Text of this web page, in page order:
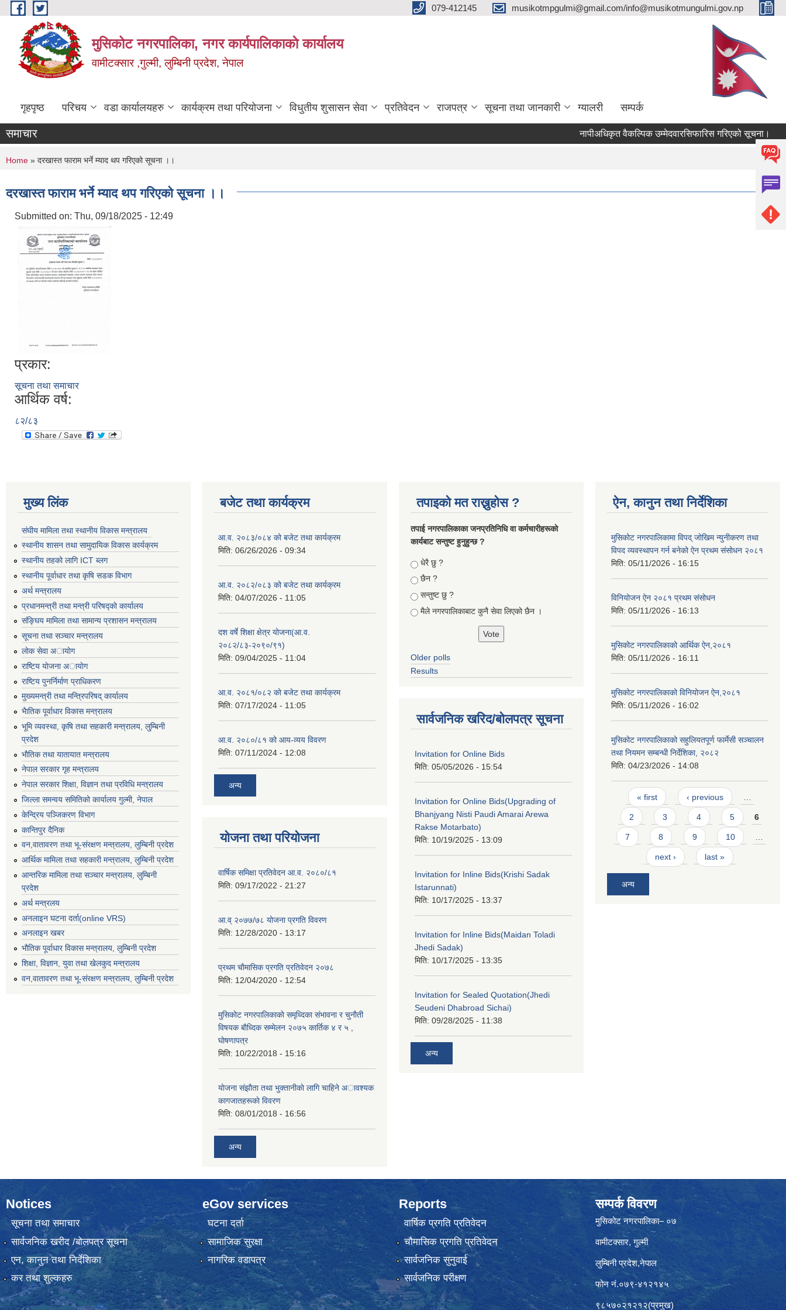
Skip to main content 079-412145 musikotmpgulmi@gmail.com/info@musikotmungulmi.gov.np
मुसिकोट नगरपालिका, नगर कार्यपालिकाकाे कार्यालय
वामीटक्सार ,गुल्मी, लुम्बिनी प्रदेश, नेपाल
गृहपृष्ठ परिचय वडा कार्यालयहरु कार्यक्रम तथा परियोजना विधुतीय शुसासन सेवा प्रतिवेदन राजपत्र सूचना तथा जानकारी ग्यालरी सम्पर्क
समाचार नापीअधिकृत वैकल्पिक उम्मेदवारसिफारिस गरिएको सूचना।
You are here
Home » दरखास्त फाराम भर्ने म्याद थप गरिएको सूचना ।।
दरखास्त फाराम भर्ने म्याद थप गरिएको सूचना ।।
Submitted on: Thu, 09/18/2025 - 12:49
प्रकार:
सूचना तथा समाचार
आर्थिक वर्ष:
८२/८३
मुख्य लिंक
संघीय मामिला तथा स्थानीय विकास मन्त्रालय
स्थानीय शासन तथा सामुदायिक विकास कार्यक्रम
स्थानीय तहको लागि ICT ब्लग
स्थानीय पूर्वाधार तथा कृषि सडक विभाग
अर्थ मन्त्रालय
प्रधानमन्त्री तथा मन्त्री परिषद्काे कार्यालय
संङ्घिय मामिला तथा सामान्य प्रशासन मन्त्रालय
सूचना तथा सञ्चार मन्त्रालय
लाेक सेवा अायाेग
राष्टिय याेजना अायाेग
राष्टिय पुनर्निर्माण प्राधिकरण
मुख्यमन्त्री तथा मन्त्रिपरिषद् कार्यालय
भैातिक पूर्वाधार विकास मन्त्रालय
भूमि व्यवस्था, कृषि तथा सहकारी मन्त्रालय, लु्म्बिनी
प्रदेश
भाैतिक तथा यातायात मन्त्रालय
नेपाल सरकार गृह मन्त्रालय
नेपाल सरकार शिक्षा, विज्ञान तथा प्रविधि मन्त्रालय
जिल्ला समन्वय समितिको कार्यालय गुल्मी, नेपाल
केन्द्रिय पञ्जिकरण विभाग
कान्तिपुर दैनिक
वन,वातावरण तथा भू-संरक्षण मन्त्रालय, लुम्बिनी प्रदेश
आर्थिक मामिला तथा सहकारी मन्त्रालय, लुम्बिनी प्रदेश
आन्तरिक मामिला तथा सञ्चार मन्त्रालय, लुम्बिनी
प्रदेश
अर्थ मन्त्रलय
अनलाइन घटना दर्ता(online VRS)
अनलाइन खबर
भौतिक पूर्वाधार विकास मन्त्रालय, लुम्बिनी प्रदेश
शिक्षा, विज्ञान, युवा तथा खेलकुद मन्‍‍त्रालय
वन,वातावरण तथा भू-संरक्षण मन्त्रालय, लुम्बिनी प्रदेश
बजेट तथा कार्यक्रम
आ.व. २०८३/०८४ को बजेट तथा कार्यक्रम
मिति: 06/26/2026 - 09:34
आ.व. २०८२/०८३ को बजेट तथा कार्यक्रम
मिति: 04/07/2026 - 11:05
दश वर्षे शिक्षा क्षेत्र योजना(आ.व.
२०८२/८३-२०९०/९१)
मिति: 09/04/2025 - 11:04
आ.व. २०८१/०८२ को बजेट तथा कार्यक्रम
मिति: 07/17/2024 - 11:05
आ.व. २०८०/८१ को आय-व्यय विवरण
मिति: 07/11/2024 - 12:08
अन्य
योजना तथा परियोजना
वार्षिक समिक्षा प्रतिवेदन आ.व. २०८०/८१
मिति: 09/17/2022 - 21:27
आ.व् २०७७/७८ योजना प्रगति विवरण
मिति: 12/28/2020 - 13:17
प्रथम चाैमासिक प्रगति प्रतिवेदन २०७८
मिति: 12/04/2020 - 12:54
मुसिकाेट नगरपालिकाकाे समृध्दिका संभावना र चुनाैती
विषयक बाैध्दिक सम्मेलन २०७५ कार्तिक ४ र ५ ,
घाेषणापत्र
मिति: 10/22/2018 - 15:16
याेजना संझाैता तथा भुक्तानीकाे लागि चाहिने अावश्यक
कागजातहरूकाे विवरण
मिति: 08/01/2018 - 16:56
अन्य
तपाइको मत राख्नुहोस ?
तपा‌ई नगरपालिकाका जनप्रतिनिधि वा कर्मचारीहरूकाे
कार्यबाट सन्तुष्ट हुनुहुन्छ ?
Choices
धेरै छु ?
छैन ?
सन्तुष्ट छु ?
मैले नगरपालिकाबाट कुनै सेवा लिएकाे छैन ।
Older polls
Results
सार्वजनिक खरिद/बोलपत्र सूचना
Invitation for Online Bids
मिति: 05/05/2026 - 15:54
Invitation for Online Bids(Upgrading of
Bhanjyang Nisti Paudi Amarai Arewa
Rakse Motarbato)
मिति: 10/19/2025 - 13:09
Invitation for Inline Bids(Krishi Sadak
Istarunnati)
मिति: 10/17/2025 - 13:37
Invitation for Inline Bids(Maidan Toladi
Jhedi Sadak)
मिति: 10/17/2025 - 13:35
Invitation for Sealed Quotation(Jhedi
Seudeni Dhabroad Sichai)
मिति: 09/28/2025 - 11:38
अन्य
ऐन, कानुन तथा निर्देशिका
मुसिकोट नगरपालिकामा विपद् जोखिम न्युनीकरण तथा
विपद व्यवस्थापन गर्न बनेको ऐन प्रथम संसोधन २०८१
मिति: 05/11/2026 - 16:15
विनियोजन ऐन २०८१ प्रथम संसोधन
मिति: 05/11/2026 - 16:13
मुसिकोट नगरपालिकाको आर्थिक ऐन,२०८१
मिति: 05/11/2026 - 16:11
मुसिकोट नगरपालिकाको विनियोजन ऐन,२०८१
मिति: 05/11/2026 - 16:02
मुसिकोट नगरपालिकाको सहुलियतपूर्ण फार्मेसी सञ्चालन
तथा नियमन सम्बन्धी निर्देशिका, २०८२
मिति: 04/23/2026 - 14:08
Pages
« first ‹ previous …
2 3 4 5 6
7 8 9 10 …
next › last »
अन्य
Notices
सूचना तथा समाचार
सार्वजनिक खरीद /बोलपत्र सूचना
एन, कानुन तथा निर्देशिका
कर तथा शुल्कहरु
eGov services
घटना दर्ता
सामाजिक सुरक्षा
नागरिक वडापत्र
Reports
वार्षिक प्रगति प्रतिवेदन
चौमासिक प्रगति प्रतिवेदन
सार्वजनिक सुनुवाई
सार्वजनिक परीक्षण
सम्पर्क विवरण
मुसिकोट नगरपालिका– ०७
वामीटक्सार, गुल्मी
लुम्बिनी प्रदेश,नेपाल
फोन नं.०७९-४१२१४५
९८५७०२१२१२(प्रमुख)